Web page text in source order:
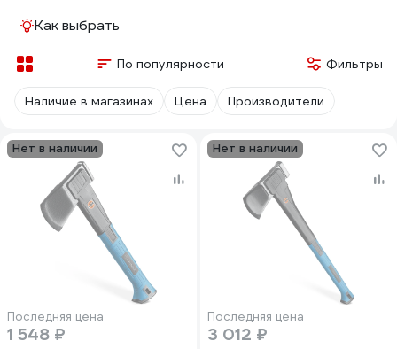
Как выбрать
По популярности Фильтры
Наличие в магазинах Цена Производители
Нет в наличии
Последняя цена
1 548 ₽
Нет в наличии
Последняя цена
3 012 ₽